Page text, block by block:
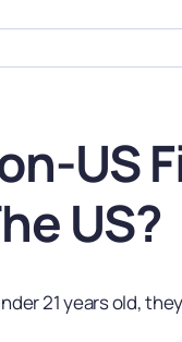
US
US?
21 years old,